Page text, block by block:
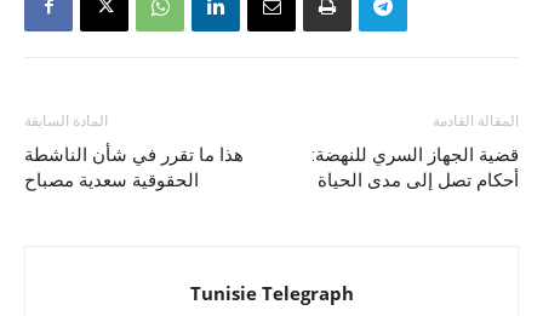
المادة السابقة
هذا ما تقرر في شأن الناشطة
الحقوقية سعدية مصباح
المقالة القادمة
قضية الجهاز السري للنهضة:
أحكام تصل إلى مدى الحياة
Tunisie Telegraph